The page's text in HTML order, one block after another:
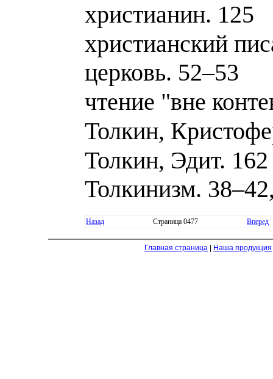
христианин. 125
христианский
церковь. 52–53
чтение "вне
Толкин,
Толкин, Эдит. 162
Толкинизм.
Назад Страница 0477 Вперед
Главная страница Наша продукция